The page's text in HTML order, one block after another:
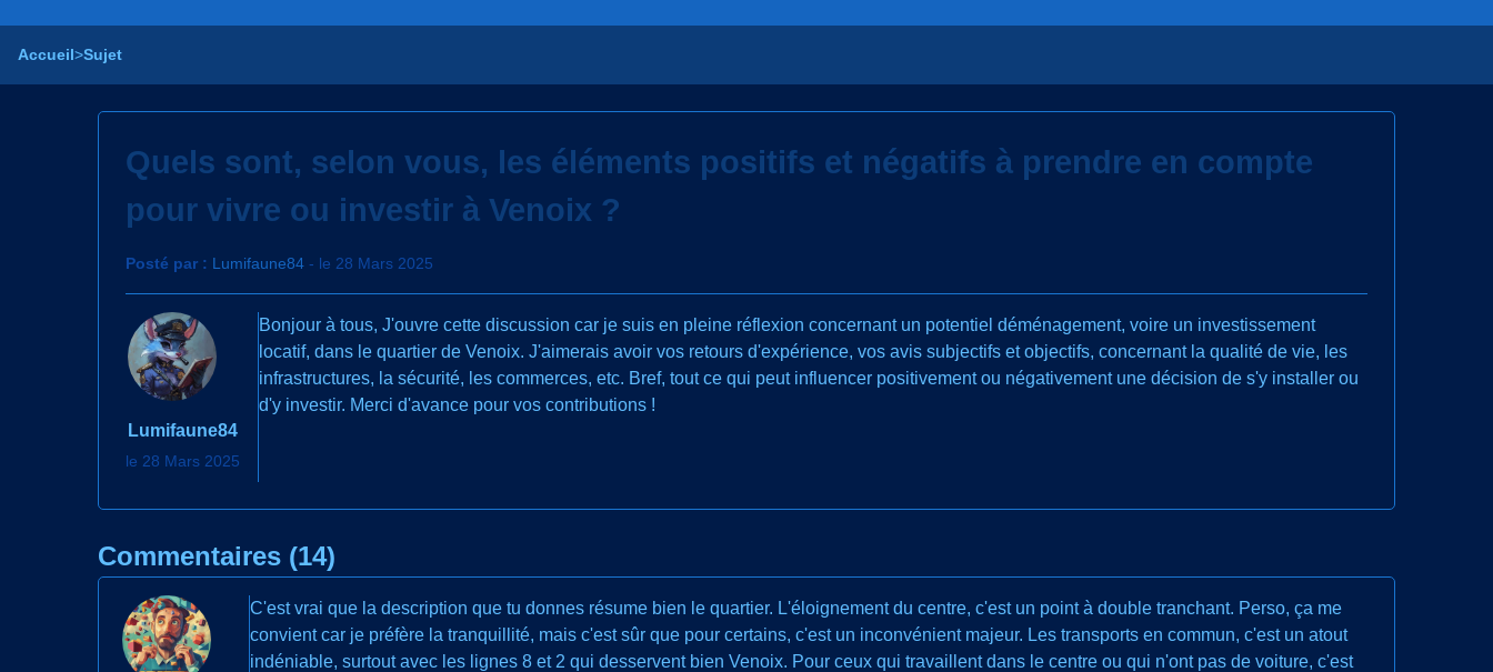
Accueil>Sujet
Quels sont, selon vous, les éléments positifs et négatifs à prendre en compte
pour vivre ou investir à Venoix ?
Posté par : Lumifaune84 - le 28 Mars 2025
Lumifaune84
le 28 Mars 2025
Bonjour à tous, J'ouvre cette discussion car je suis en pleine réflexion concernant un potentiel déménagement, voire un investissement
locatif, dans le quartier de Venoix. J'aimerais avoir vos retours d'expérience, vos avis subjectifs et objectifs, concernant la qualité de vie, les
infrastructures, la sécurité, les commerces, etc. Bref, tout ce qui peut influencer positivement ou négativement une décision de s'y installer ou
d'y investir. Merci d'avance pour vos contributions !
Commentaires (14)
C'est vrai que la description que tu donnes résume bien le quartier. L'éloignement du centre, c'est un point à double tranchant. Perso, ça me
convient car je préfère la tranquillité, mais c'est sûr que pour certains, c'est un inconvénient majeur. Les transports en commun, c'est un atout
indéniable, surtout avec les lignes 8 et 2 qui desservent bien Venoix. Pour ceux qui travaillent dans le centre ou qui n'ont pas de voiture, c'est